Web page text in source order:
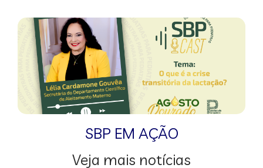
SBP EM AÇÃO
Veja mais notícias